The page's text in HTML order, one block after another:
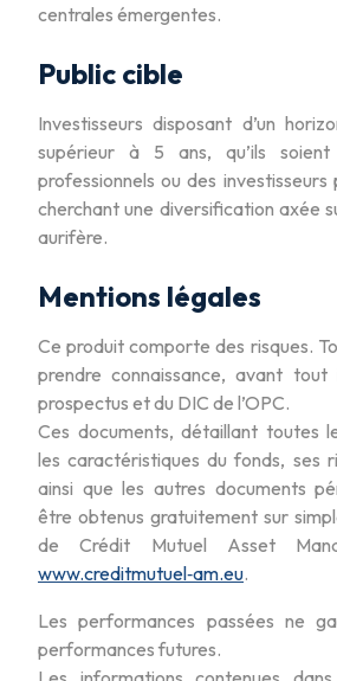
centrales émergentes.
Public cible
Investisseurs disposant d’un
supérieur à 5 ans, qu’ils soient
professionnels ou des
cherchant une diversification axée
aurifère.
Mentions légales
Ce produit comporte des risques.
prendre connaissance, avant tout
prospectus et du DIC de l’OPC.
Ces documents, détaillant toutes
les caractéristiques du fonds, ses
ainsi que les autres documents
être obtenus gratuitement sur
de Crédit Mutuel Asset
www.creditmutuel‐am.eu.
Les performances passées ne
performances futures.